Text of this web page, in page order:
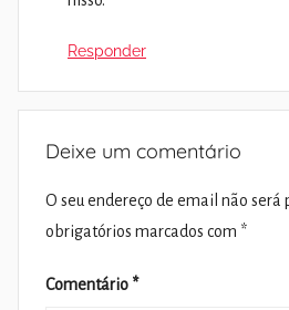
Responder
Deixe um comentário
O seu endereço de email não será
obrigatórios marcados com *
Comentário *